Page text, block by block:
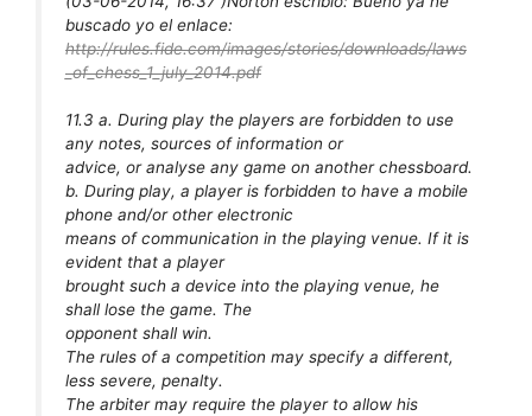
buscado yo el enlace:
http://rules.fide.com/images/stories/downloads/laws
_of_chess_1_july_2014.pdf
11.3 a. During play the players are forbidden to use
any notes, sources of information or
advice, or analyse any game on another chessboard.
b. During play, a player is forbidden to have a mobile
phone and/or other electronic
means of communication in the playing venue. If it is
evident that a player
brought such a device into the playing venue, he
shall lose the game. The
opponent shall win.
The rules of a competition may specify a different,
less severe, penalty.
The arbiter may require the player to allow his